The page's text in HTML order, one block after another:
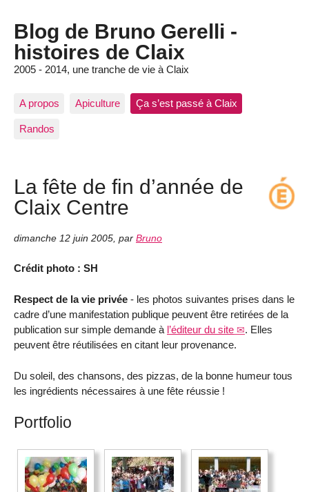
Blog de Bruno Gerelli -
histoires de Claix
2005 - 2014, une tranche de vie à Claix
A propos Apiculture Ça s’est passé à Claix
Randos
La fête de fin d’année de
Claix Centre
dimanche 12 juin 2005 par Bruno
Crédit photo : SH
Respect de la vie privée - les photos suivantes prises dans le
cadre d’une manifestation publique peuvent être retirées de la
publication sur simple demande à l’éditeur du site
. Elles
peuvent être réutilisées en citant leur provenance.
Du soleil, des chansons, des pizzas, de la bonne humeur tous
les ingrédients nécessaires à une fête réussie !
Portfolio